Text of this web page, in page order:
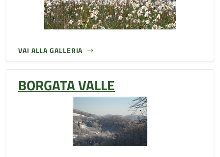
VAI ALLA GALLERIA
BORGATA VALLE